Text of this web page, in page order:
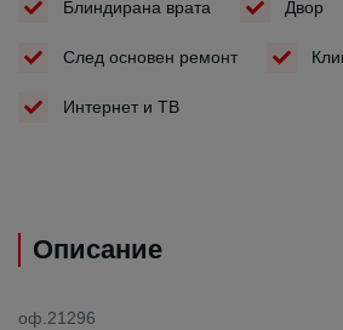
Блиндирана врата Двор
След основен ремонт
Интернет и ТВ
Описание
оф.21296